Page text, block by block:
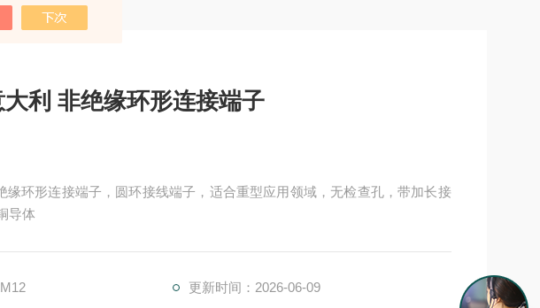
利 非绝缘环形连接端子
缘环形连接端子，圆环接线端子，适合重型应用领域，无检查孔，带加长接
导体
更新时间：2026-06-09